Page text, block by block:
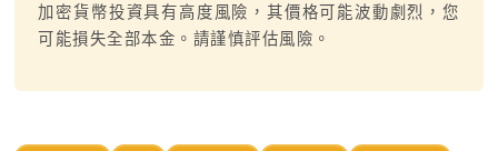
加密貨幣投資具有高度風險，其價格可能波動劇烈，您
可能損失全部本金。請謹慎評估風險。